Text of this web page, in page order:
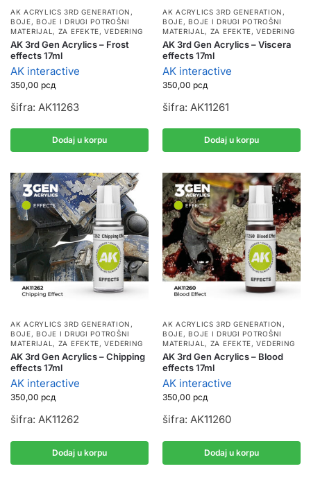
AK ACRYLICS 3RD GENERATION ,
BOJE,BOJE I DRUGI POTROŠNI
MATERIJAL , ZA EFEKTE, VEDERING
AK 3rd Gen Acrylics – Frost
effects 17ml
AK interactive
350,00 рсд
šifra: AK11263
Dodaj u korpu
AK ACRYLICS 3RD GENERATION ,
BOJE,BOJE I DRUGI POTROŠNI
MATERIJAL , ZA EFEKTE, VEDERING
AK 3rd Gen Acrylics – Viscera
effects 17ml
AK interactive
350,00 рсд
šifra: AK11261
Dodaj u korpu
AK ACRYLICS 3RD GENERATION ,
BOJE, BOJE I DRUGI POTROŠNI
MATERIJAL, ZA EFEKTE, VEDERING
AK 3rd Gen Acrylics – Chipping
effects 17ml
AK interactive
350,00 рсд
šifra: AK11262
Dodaj u korpu
AK ACRYLICS 3RD GENERATION ,
BOJE, BOJE I DRUGI POTROŠNI
MATERIJAL, ZA EFEKTE, VEDERING
AK 3rd Gen Acrylics – Blood
effects 17ml
AK interactive
350,00 рсд
šifra: AK11260
Dodaj u korpu